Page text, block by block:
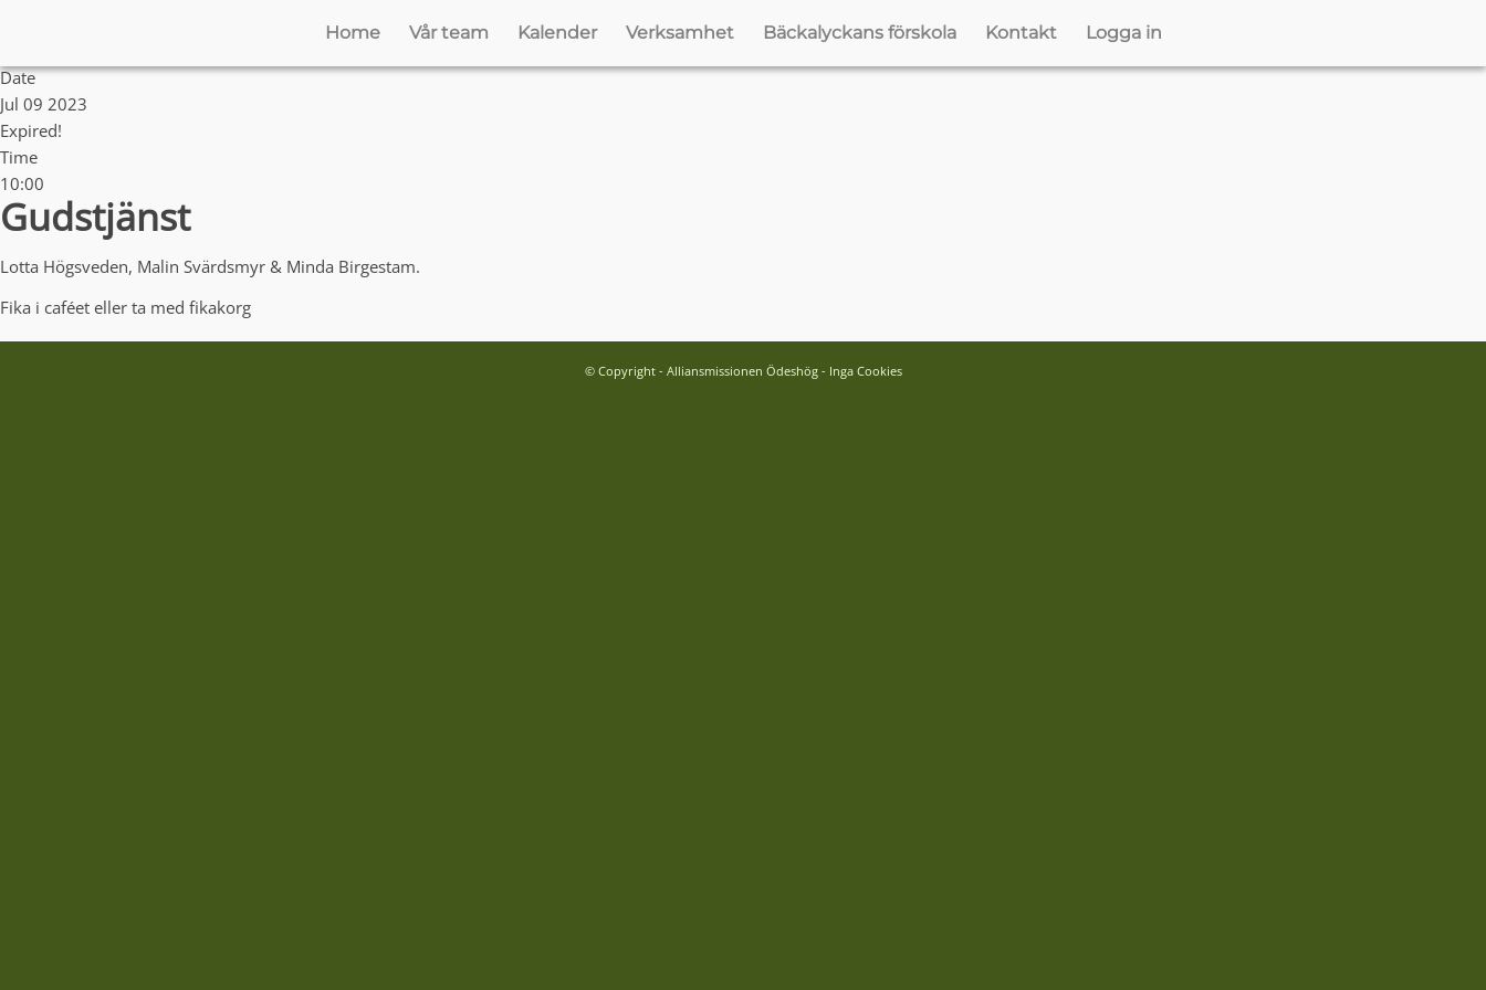
Home Vår team Kalender Verksamhet Bäckalyckans förskola Kontakt Logga in
Date
Jul 09 2023
Expired!
Time
10:00
Gudstjänst
Lotta Högsveden, Malin Svärdsmyr & Minda Birgestam.
Fika i caféet eller ta med fikakorg
© Copyright - Alliansmissionen Ödeshög - Inga Cookies